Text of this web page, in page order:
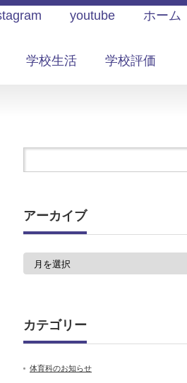
youtube ホーム
学校生活 学校評価
アーカイブ
ア
カテゴリー
体育科のお知らせ